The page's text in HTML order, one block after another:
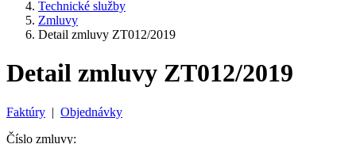
Technické služby
Zmluvy
Detail zmluvy ZT012/2019
Detail zmluvy ZT012/2019
Faktúry | Objednávky
Číslo zmluvy: